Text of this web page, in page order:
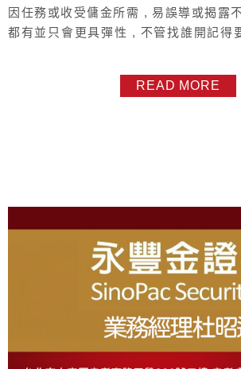
因任務或收受傭金所需 , 易誤導或揭露
都有並只會更具彈性 , 不管找誰開記得
業人員索取開戶資訊 , 你我之間將是長
客戶以最大化您的利益 , 只有你自己的
READ MORE